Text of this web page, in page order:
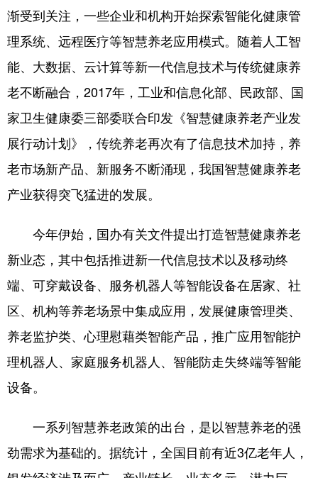
渐受到关注，一些企业和机构开始探索智能化健康管
理系统、远程医疗等智慧养老应用模式。随着人工智
能、大数据、云计算等新一代信息技术与传统健康养
老不断融合，2017年，工业和信息化部、民政部、国
家卫生健康委三部委联合印发《智慧健康养老产业发
展行动计划》，传统养老再次有了信息技术加持，养
老市场新产品、新服务不断涌现，我国智慧健康养老
产业获得突飞猛进的发展。
今年伊始，国办有关文件提出打造智慧健康养老
新业态，其中包括推进新一代信息技术以及移动终
端、可穿戴设备、服务机器人等智能设备在居家、社
区、机构等养老场景中集成应用，发展健康管理类、
养老监护类、心理慰藉类智能产品，推广应用智能护
理机器人、家庭服务机器人、智能防走失终端等智能
设备。
一系列智慧养老政策的出台，是以智慧养老的强
劲需求为基础的。据统计，全国目前有近3亿老年人，